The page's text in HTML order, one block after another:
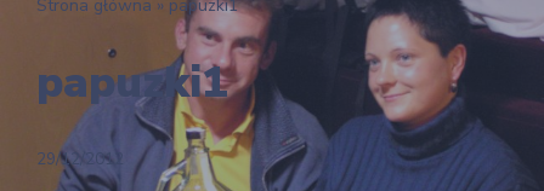
Strona główna » papuzki1
papuzki1
29/12/2012